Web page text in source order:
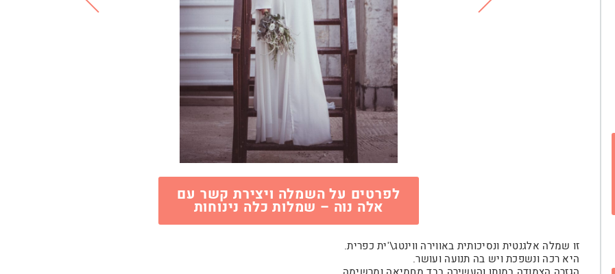
לפרטים על השמלה ויצירת קשר עם
אלה נוה – שמלות כלה נינוחות
זו שמלה אלגנטית ונסיכותית באווירה ווינטג\'ית כפרית.
היא רכה ונשפכת ויש בה תנועה ועושר.